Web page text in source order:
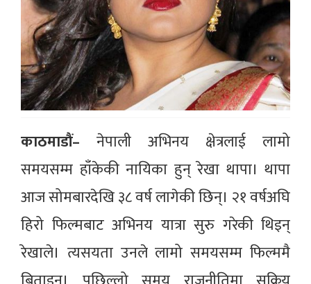
काठमाडौं– नेपाली अभिनय क्षेत्रलाई लामो
समयसम्म हाँकेकी नायिका हुन् रेखा थापा। थापा
आज सोमबारदेखि ३८ वर्ष लागेकी छिन्। २१ वर्षअघि
हिरो फिल्मबाट अभिनय यात्रा सुरु गरेकी थिइन्
रेखाले। त्यसयता उनले लामो समयसम्म फिल्ममै